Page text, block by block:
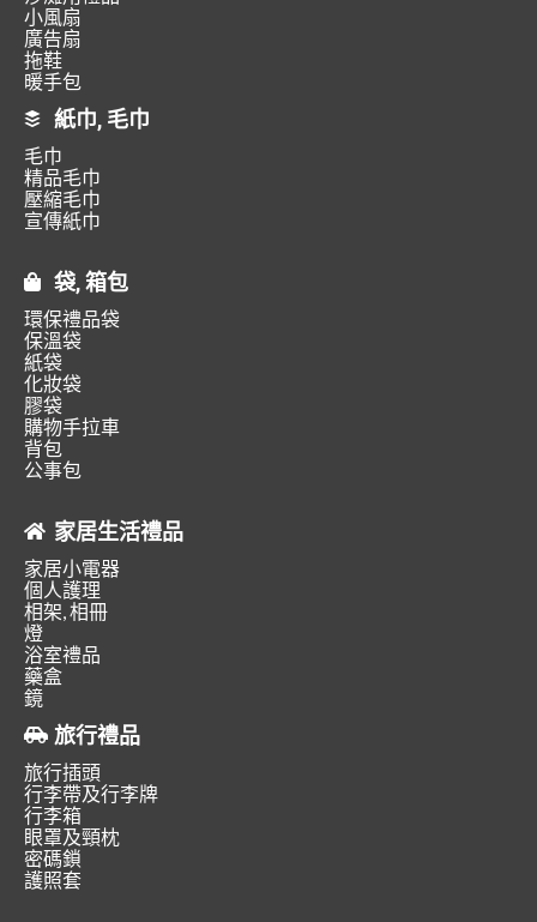
小風扇
廣告扇
拖鞋
暖手包
紙巾, 毛巾
毛巾
精品毛巾
壓縮毛巾
宣傳紙巾
袋, 箱包
環保禮品袋
保溫袋
紙袋
化妝袋
膠袋
購物手拉車
背包
公事包
家居生活禮品
家居小電器
個人護理
相架, 相冊
燈
浴室禮品
藥盒
鏡
旅行禮品
旅行插頭
行李帶及行李牌
行李箱
眼罩及頸枕
密碼鎖
護照套